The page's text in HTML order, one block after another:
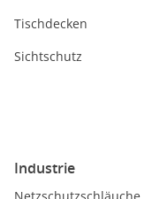
Tischdecken
Sichtschutz
Industrie